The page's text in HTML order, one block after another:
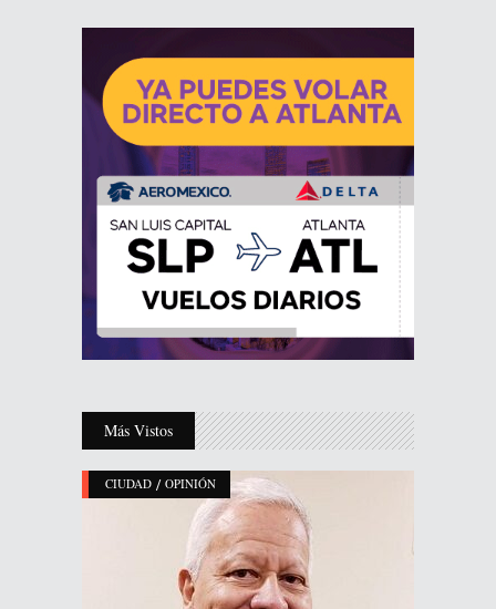
Más Vistos
CIUDAD / OPINIÓN